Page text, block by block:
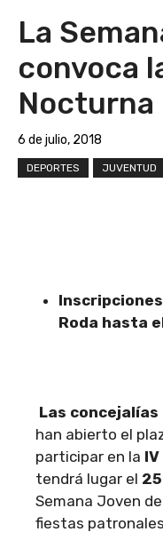
La
convoca
Nocturna
6 de julio, 2018
DEPORTES JUVENTUD
Roda hasta
Las
han abierto el
participar en la
tendrá lugar el
Semana Joven
fiestas